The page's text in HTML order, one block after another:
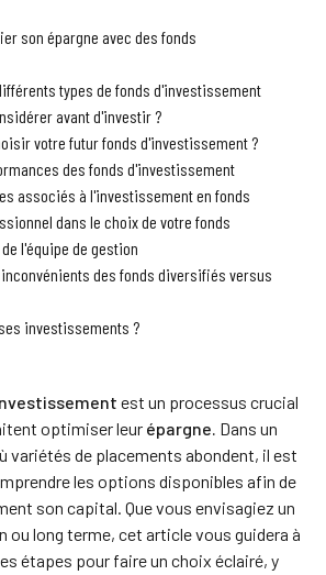
son épargne avec des fonds
types de fonds d'investissement
avant d'investir ?
votre futur fonds d'investissement ?
des fonds d'investissement
associés à l'investissement en fonds
dans le choix de votre fonds
l'équipe de gestion
des fonds diversifiés versus
investissements ?
est un processus crucial
optimiser leur épargne. Dans un
variétés de placements abondent, il est
les options disponibles afin de
son capital. Que vous envisagiez un
ou long terme, cet article vous guidera à
étapes pour faire un choix éclairé, y